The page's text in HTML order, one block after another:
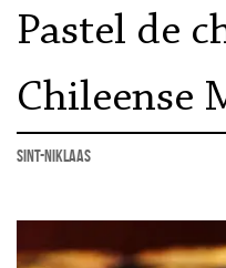
Pastel de
Chileense
Sint-Niklaas